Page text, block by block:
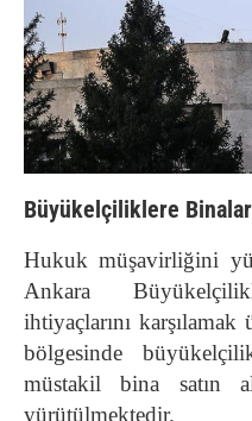
Büyükelçiliklere
Hukuk müşavirliğini
Ankara
ihtiyaçlarını karşılamak
bölgesinde
müstakil bina satın
yürütülmektedir.